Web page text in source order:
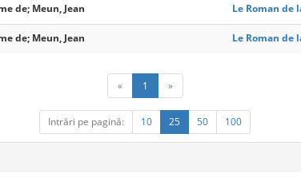
de; Meun, Jean Le Roman de
de; Meun, Jean Le Roman de
« 1 »
Intrări pe pagină: 10 25 50 100